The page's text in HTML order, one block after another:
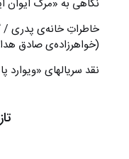
نگاهی به «مرگ ايوان
خاطراتِ خانه‌ی پدری /
(خواهرزاده‌ی صادق
نقد سریالهای «ویوارد